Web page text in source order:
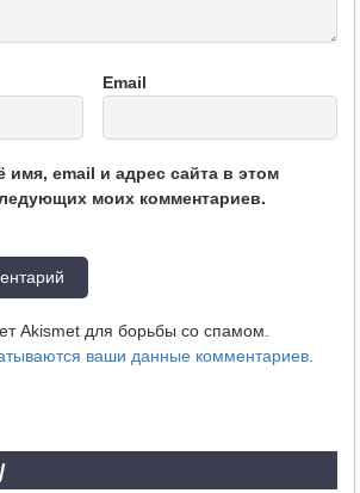
Email
имя, email и адрес сайта в этом
моих комментариев.
Akismet для борьбы со спамом.
ваши данные комментариев.